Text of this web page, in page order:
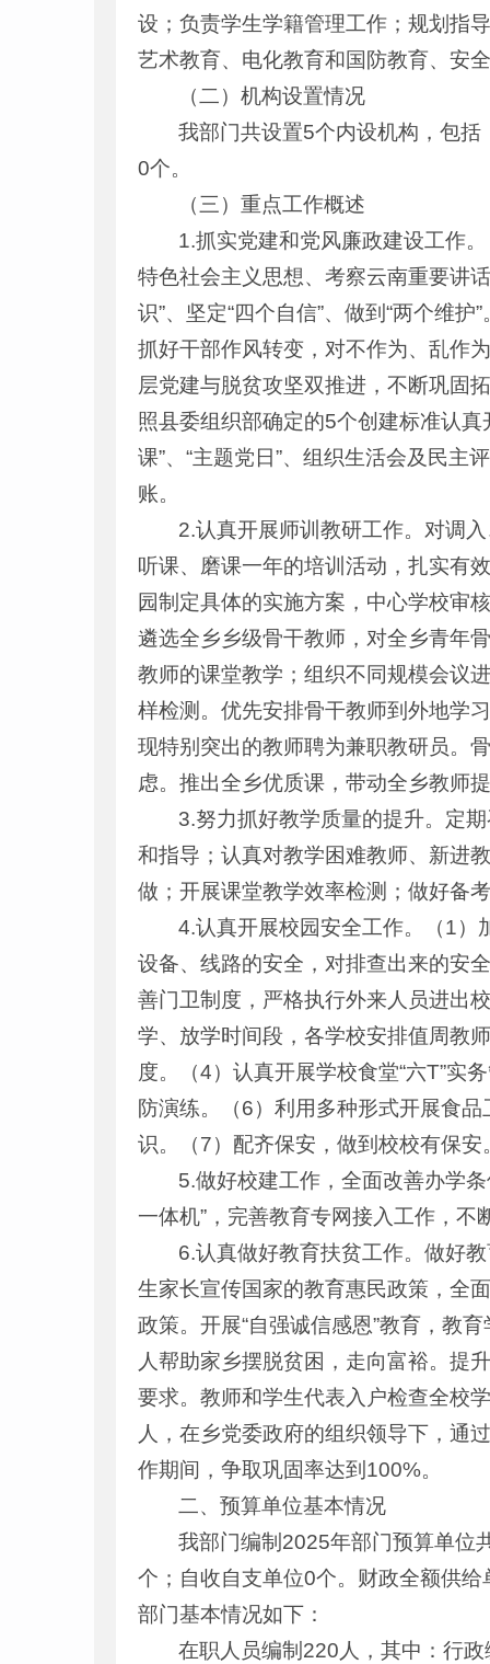
设；负责学生学籍管理工作；规划指
艺术教育、电化教育和国防教育、安
（二）机构设置情况
我部门共设置5个内设机构，包
0个。
（三）重点工作概述
1.抓实党建和党风廉政建设工作
特色社会主义思想、考察云南重要讲
识”、坚定“四个自信”、做到“两个维
抓好干部作风转变，对不作为、乱作
层党建与脱贫攻坚双推进，不断巩固
照县委组织部确定的5个创建标准认
课”、“主题党日”、组织生活会及民
账。
2.认真开展师训教研工作。对调
听课、磨课一年的培训活动，扎实有
园制定具体的实施方案，中心学校审
遴选全乡乡级骨干教师，对全乡青年
教师的课堂教学；组织不同规模会议
样检测。优先安排骨干教师到外地学
现特别突出的教师聘为兼职教研员。
虑。推出全乡优质课，带动全乡教师
3.努力抓好教学质量的提升。定
和指导；认真对教学困难教师、新进
做；开展课堂教学效率检测；做好备
4.认真开展校园安全工作。（1）
设备、线路的安全，对排查出来的安
善门卫制度，严格执行外来人员进出
学、放学时间段，各学校安排值周教
度。（4）认真开展学校食堂“六T”实
防演练。（6）利用多种形式开展食
识。（7）配齐保安，做到校校有保安
5.做好校建工作，全面改善办学
一体机”，完善教育专网接入工作，不
6.认真做好教育扶贫工作。做好
生家长宣传国家的教育惠民政策，全
政策。开展“自强诚信感恩”教育，教
人帮助家乡摆脱贫困，走向富裕。提
要求。教师和学生代表入户检查全校
人，在乡党委政府的组织领导下，通
作期间，争取巩固率达到100%。
二、预算单位基本情况
我部门编制2025年部门预算单位
个；自收自支单位0个。财政全额供
部门基本情况如下：
在职人员编制220人，其中：行